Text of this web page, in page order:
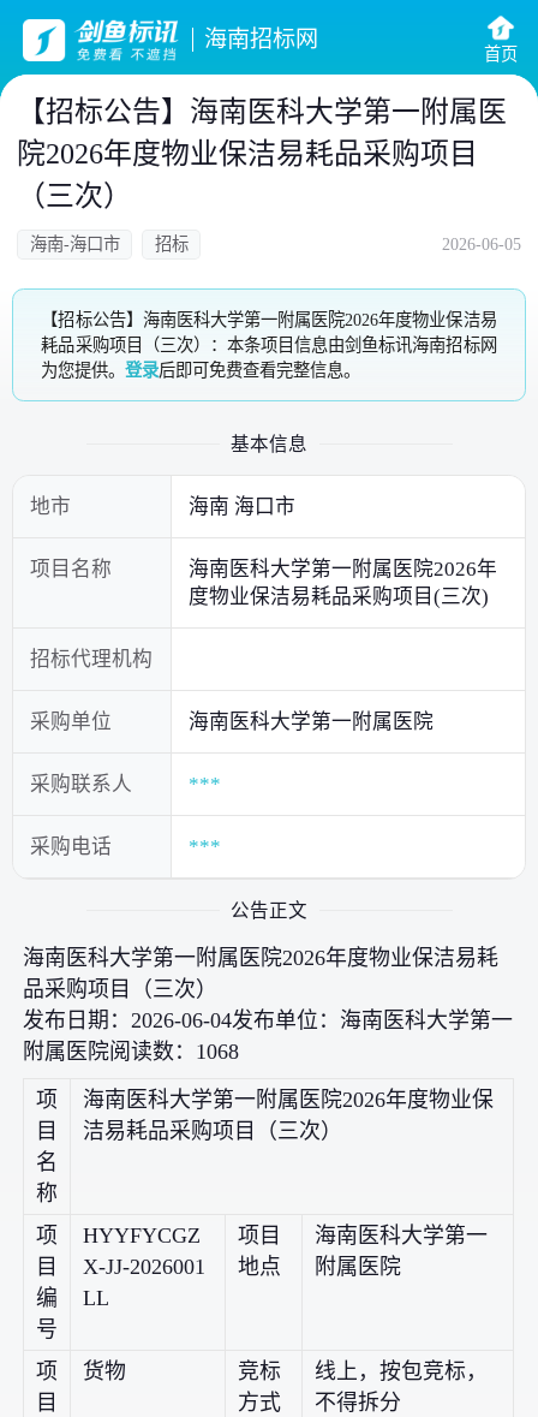
海南招标网
首页
【招标公告】海南医科大学第一附属医
院2026年度物业保洁易耗品采购项目
（三次）
海南-海口市 招标 2026-06-05
【招标公告】海南医科大学第一附属医院2026年度物业保洁易
耗品采购项目（三次）：本条项目信息由剑鱼标讯海南招标网
为您提供。登录后即可免费查看完整信息。
基本信息
地市 海南 海口市
项目名称
海南医科大学第一附属医院2026年
度物业保洁易耗品采购项目(三次)
招标代理机构
采购单位 海南医科大学第一附属医院
采购联系人 ***
采购电话 ***
公告正文
海南医科大学第一附属医院2026年度物业保洁易耗
品采购项目（三次）
发布日期：2026-06-04发布单位：海南医科大学第一
附属医院阅读数：1068
项
目
名
称
海南医科大学第一附属医院2026年度物业保
洁易耗品采购项目（三次）
项
目
编
号
HYYFYCGZ
X-JJ-2026001
LL
项目
地点
海南医科大学第一
附属医院
项
目
货物
竞标
方式
线上，按包竞标，
不得拆分